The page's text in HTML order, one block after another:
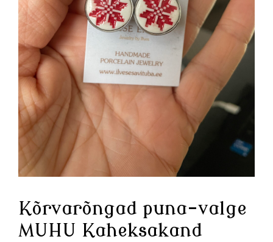
Kõrvarõngad puna-valge
MUHU Kaheksakand